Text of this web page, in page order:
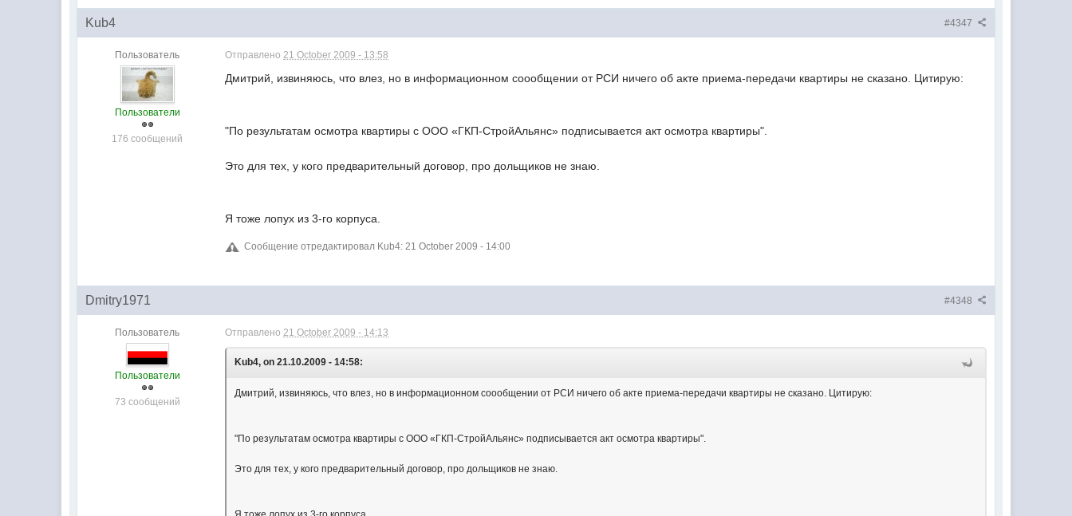
#4347
Kub4
Пользователь
Пользователи
176 сообщений
Отправлено 21 October 2009 - 13:58
Дмитрий, извиняюсь, что влез, но в информационном соообщении от РСИ ничего об акте приема-передачи квартиры не сказано. Цитирую:
"По результатам осмотра квартиры с ООО «ГКП-СтройАльянс» подписывается акт осмотра квартиры".
Это для тех, у кого предварительный договор, про дольщиков не знаю.
Я тоже лопух из 3-го корпуса.
Сообщение отредактировал Kub4: 21 October 2009 - 14:00
#4348
Dmitry1971
Пользователь
Пользователи
73 сообщений
Отправлено 21 October 2009 - 14:13
Kub4, on 21.10.2009 - 14:58:
Дмитрий, извиняюсь, что влез, но в информационном соообщении от РСИ ничего об акте приема-передачи квартиры не сказано. Цитирую:
"По результатам осмотра квартиры с ООО «ГКП-СтройАльянс» подписывается акт осмотра квартиры".
Это для тех, у кого предварительный договор, про дольщиков не знаю.